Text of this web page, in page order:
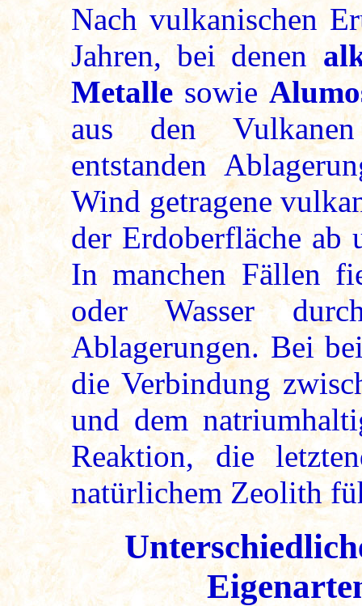
Nach vulkanischen
Jahren, bei denen
Metalle sowie
aus den Vulkanen
entstanden
Wind getragene
der Erdoberfläche ab
In manchen Fällen
oder Wasser
Ablagerungen. Bei
die Verbindung
und dem
Reaktion, die
natürlichem Zeolith